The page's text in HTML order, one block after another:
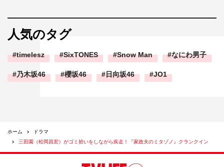
人気のタグ
timelesz SixTONES Snow Man なにわ男子
乃木坂46 櫻坂46 日向坂46 JO1
ホーム
ドラマ
三田園（松岡昌宏）がゴミ拾いをしながら疾走！『家政夫のミタゾノ』クランクイン